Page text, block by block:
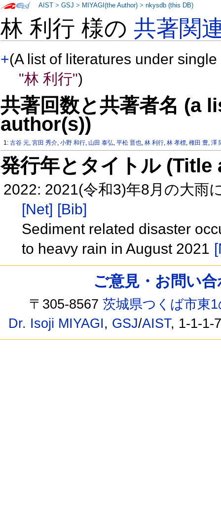
林 利行 様の共著関
+(A list of literatures under
"林 利行")
共著回数と共著者名 (a
author(s))
1:古谷 元,宮田 秀介,小野 和行, 山田 泰弘,平松 晋也,林 利行,林 孝標,権田 豊,澤
発行年とタイトル
2022: 2021(令和3)年8月の大雨
[Net] [Bib]
Sediment related disaster
to heavy rain in August 2021
AIST >GSJ > MIYAGI(the Author) >nkysdb (this DB)
ご意見・お問い
〒305-8567茨城県つくば市東
Dr. Isoji MIYAGI, GSJ/AIST, 1-1-1-